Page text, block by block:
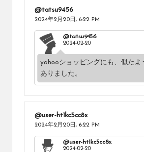
@tatsu9456
2024年2月20日, 6:22 PM
@tatsu9456
2024-02-20
yahooショッピングにも、似たよ
ありました。
@user-ht1kc5cc8x
2024年2月20日, 6:22 PM
@user-ht1kc5cc8x
2024-02-20